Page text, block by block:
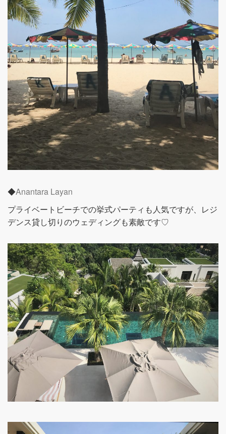
◆Anantara Layan
プライベートビーチでの挙式パーティも人気ですが、レジ
デンス貸し切りのウェディングも素敵です♡